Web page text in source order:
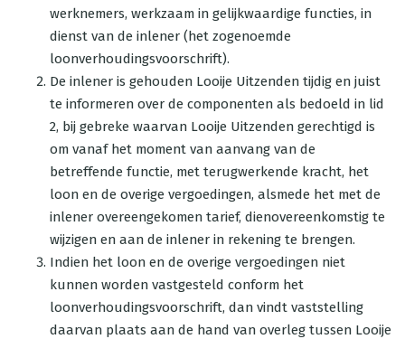
werknemers, werkzaam in gelijkwaardige functies, in
dienst van de inlener (het zogenoemde
loonverhoudingsvoorschrift).
De inlener is gehouden Looije Uitzenden tijdig en juist
te informeren over de componenten als bedoeld in lid
2, bij gebreke waarvan Looije Uitzenden gerechtigd is
om vanaf het moment van aanvang van de
betreffende functie, met terugwerkende kracht, het
loon en de overige vergoedingen, alsmede het met de
inlener overeengekomen tarief, dienovereenkomstig te
wijzigen en aan de inlener in rekening te brengen.
Indien het loon en de overige vergoedingen niet
kunnen worden vastgesteld conform het
loonverhoudingsvoorschrift, dan vindt vaststelling
daarvan plaats aan de hand van overleg tussen Looije